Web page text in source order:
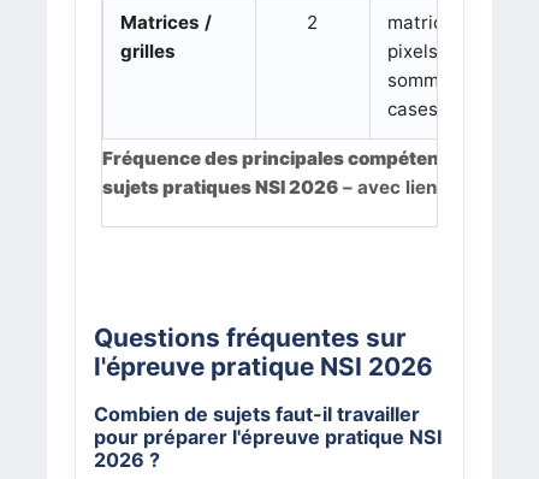
Fréquence des principales compétences
sujets pratiques NSI 2026– avec liens directs
Matrices /
grilles
2
matrices de
pixels, grille,
somme de
cases
Questions fréquentes sur
l'épreuve pratique NSI 2026
Combien de sujets faut-il travailler
pour préparer l'épreuve pratique NSI
2026 ?